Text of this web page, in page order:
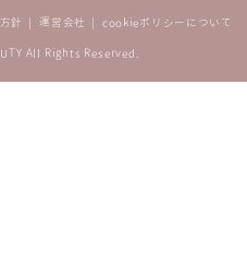
All Rights Reserved.
針 運営会社 cookieポリシーについて